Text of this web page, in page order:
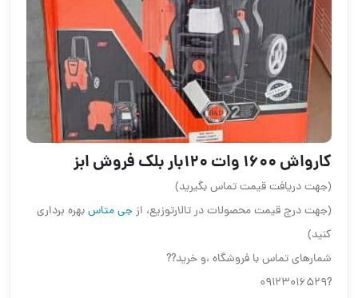
کارواش ۱۶۰۰ وات ۱۲۰بار بلک فروش ابز
(جهت دریافت قیمت تماس بگیرید)
(جهت درج قیمت محصولات در تالارتوزیع، ازجی متاسبهره برداری
کنید)
شمارهای تماس با فروشگاه ،و خرید??
?09123016529